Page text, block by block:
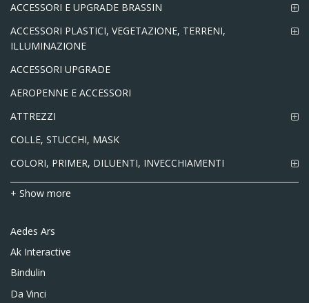
ACCESSORI E UPGRADE BRASSIN
ACCESSORI PLASTICI, VEGETAZIONE, TERRENI,
ILLUMINAZIONE
ACCESSORI UPGRADE
AEROPENNE E ACCESSORI
ATTREZZI
COLLE, STUCCHI, MASK
COLORI, PRIMER, DILUENTI, INVECCHIAMENTI
+ Show more
Aedes Ars
Ak Interactive
Bindulin
Da Vinci